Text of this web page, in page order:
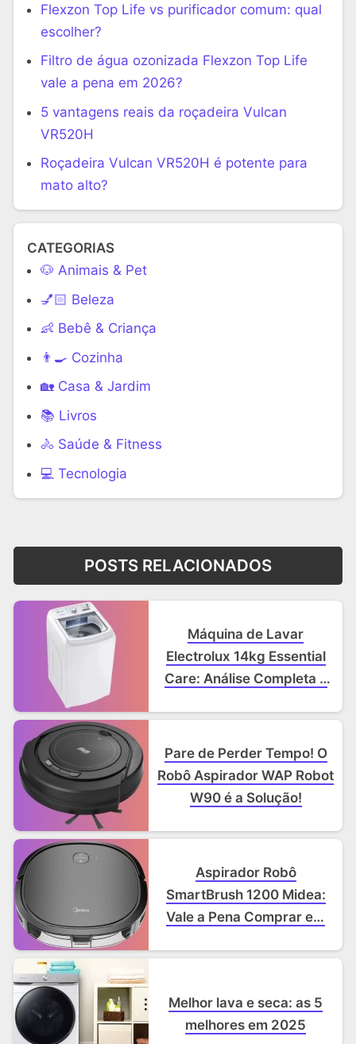
Flexzon Top Life vs purificador comum: qual
escolher?
Filtro de água ozonizada Flexzon Top Life
vale a pena em 2026?
5 vantagens reais da roçadeira Vulcan
VR520H
Roçadeira Vulcan VR520H é potente para
mato alto?
CATEGORIAS
🐶 Animais & Pet
💅🏻 Beleza
👶 Bebê & Criança
👨‍🍳 Cozinha
🏡 Casa & Jardim
📚 Livros
🚴 Saúde & Fitness
‍💻 Tecnologia
POSTS RELACIONADOS
Máquina de Lavar
Electrolux 14kg Essential
Care: Análise Completa e
Pare de Perder Tempo! O
Robô Aspirador WAP Robot
W90 é a Solução!
Aspirador Robô
SmartBrush 1200 Midea:
Vale a Pena Comprar em
Melhor lava e seca: as 5
melhores em 2025